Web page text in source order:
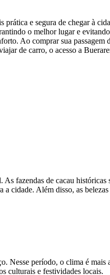
e segura de chegar à
o melhor lugar e
Ao comprar sua
de carro, o acesso a
fazendas de cacau
Além disso, as
Nesse período, o clima é
culturais e festividades locais.